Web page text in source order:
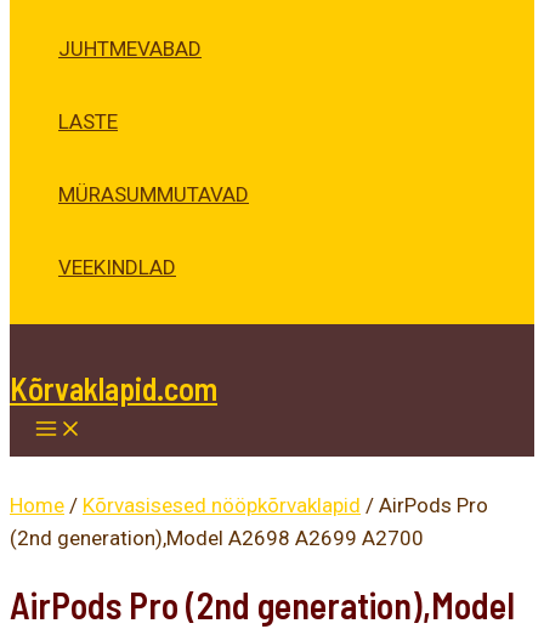
JUHTMEVABAD
LASTE
MÜRASUMMUTAVAD
VEEKINDLAD
Kõrvaklapid.com
Home / Kõrvasisesed nööpkõrvaklapid / AirPods Pro
(2nd generation),Model A2698 A2699 A2700
AirPods Pro (2nd generation),Model